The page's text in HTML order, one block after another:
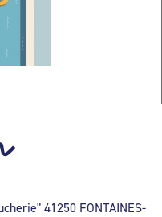
41250 FONTAINES-